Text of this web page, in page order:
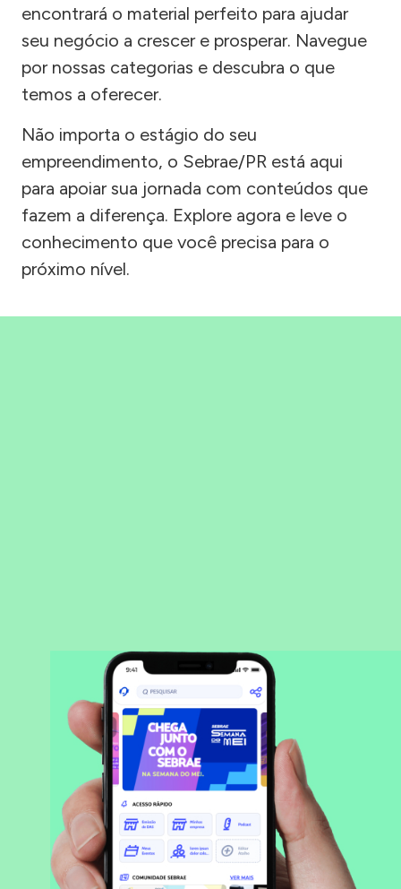
encontrará o material perfeito para ajudar
seu negócio a crescer e prosperar. Navegue
por nossas categorias e descubra o que
temos a oferecer.
Não importa o estágio do seu
empreendimento, o Sebrae/PR está aqui
para apoiar sua jornada com conteúdos que
fazem a diferença. Explore agora e leve o
conhecimento que você precisa para o
próximo nível.